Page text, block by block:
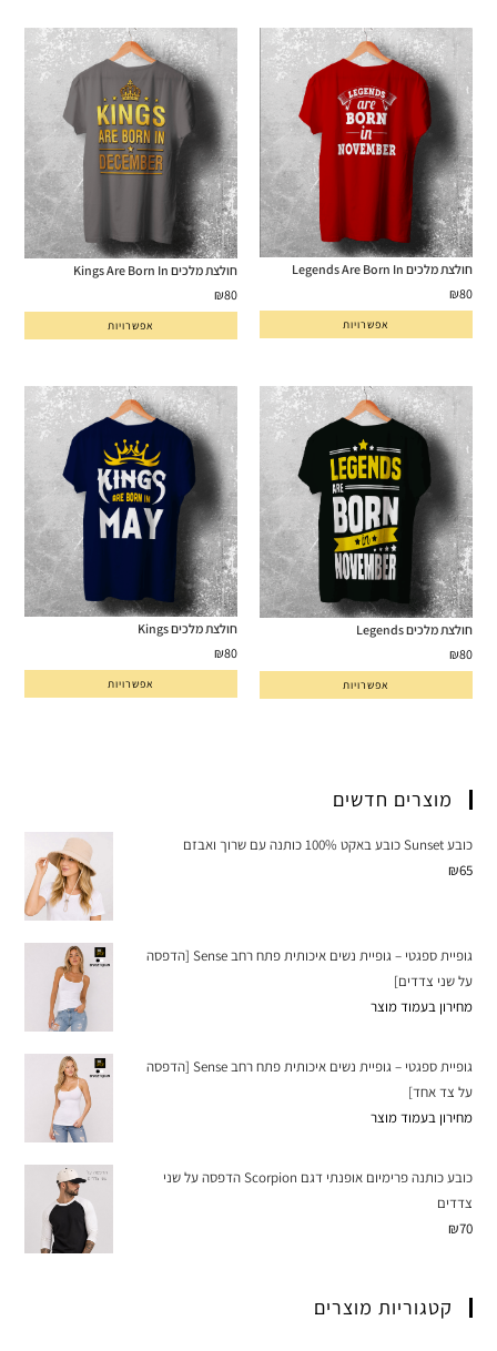
חולצת מלכים Legends Are Born In
₪80
אפשרויות
חולצת מלכים Kings Are Born In
₪80
אפשרויות
חולצת מלכים Legends
₪80
אפשרויות
חולצת מלכים Kings
₪80
אפשרויות
מוצרים חדשים
כובע Sunset כובע באקט 100% כותנה עם שרוך ואבזם
₪65
גופיית ספגטי – גופיית נשים איכותית פתח רחב Sense [הדפסה
על שני צדדים]
מחירון בעמוד מוצר
גופיית ספגטי – גופיית נשים איכותית פתח רחב Sense [הדפסה
על צד אחד]
מחירון בעמוד מוצר
כובע כותנה פרימיום אופנתי דגם Scorpion הדפסה על שני
צדדים
₪70
קטגוריות מוצרים